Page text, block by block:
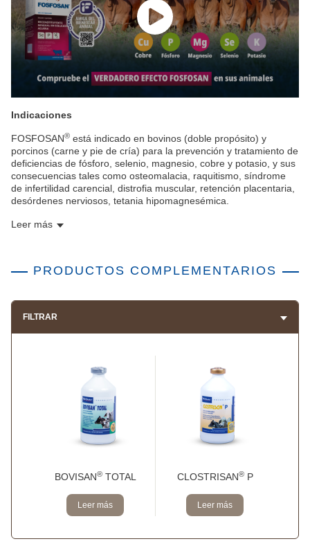
Indicaciones
FOSFOSAN® está indicado en bovinos (doble propósito) y
porcinos (carne y pie de cría) para la prevención y tratamiento de
deficiencias de fósforo, selenio, magnesio, cobre y potasio, y sus
consecuencias tales como osteomalacia, raquitismo, síndrome
de infertilidad carencial, distrofia muscular, retención placentaria,
desórdenes nerviosos, tetania hipomagnesémica.
Leer más
PRODUCTOS COMPLEMENTARIOS
FILTRAR
BOVISAN®TOTAL
Leer más
CLOSTRISAN®P
Leer más